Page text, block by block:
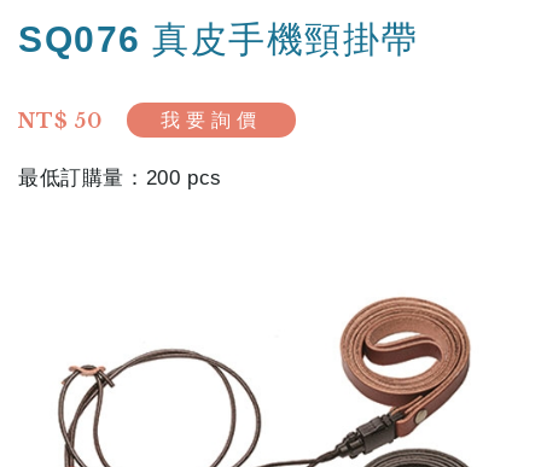
SQ076 真皮手機頸掛帶
NT$ 50 我要詢價
200 pcs